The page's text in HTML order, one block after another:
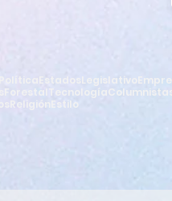
Estados Legislativo
Forestal Tecnología
Religión Estilo